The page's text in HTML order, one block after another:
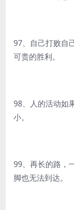
97、自己打败自
可贵的胜利。
98、人的活动如
小。
99、再长的路，
脚也无法到达。